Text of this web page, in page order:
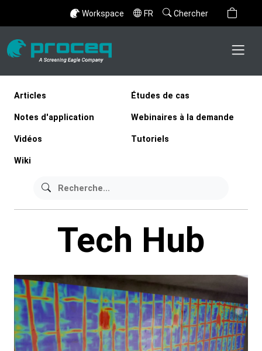
Workspace FR Chercher
Articles Études de cas
Notes d'application Webinaires à la demande
Vidéos Tutoriels
Wiki
Tech Hub